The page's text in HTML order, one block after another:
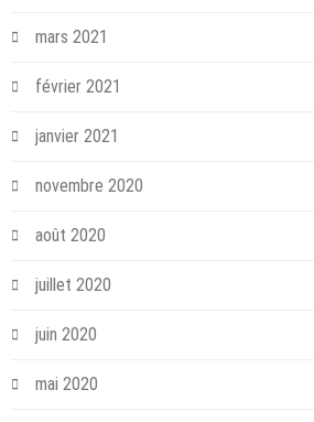
mars 2021
février 2021
janvier 2021
novembre 2020
août 2020
juillet 2020
juin 2020
mai 2020